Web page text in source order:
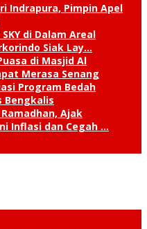
Indrapura, Pimpin Apel
di Dalam Areal
Siak Lay…
di Masjid Al
Merasa Senang
Program Bedah
Bengkalis
Ajak
Inflasi dan Cegah …